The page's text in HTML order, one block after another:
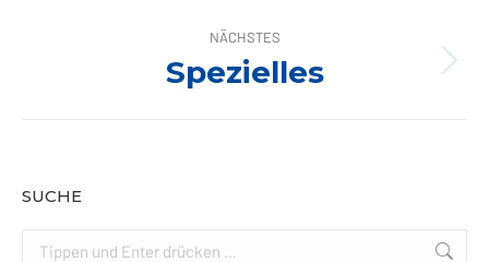
NÄCHSTES
Nächstes
Spezielles
SUCHE